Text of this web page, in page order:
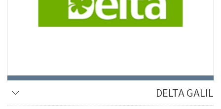
DELTA GALIL